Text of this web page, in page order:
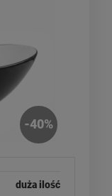
-40%
duża ilość